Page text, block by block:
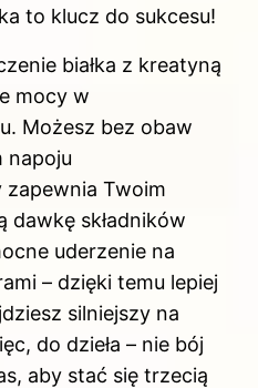
to klucz do sukcesu!
białka z kreatyną
mocy w
Możesz bez obaw
napoju
Twoim
dawkę składników
uderzenie na
– dzięki temu lepiej
silniejszy na
do dzieła – nie bój
aby stać się trzecią